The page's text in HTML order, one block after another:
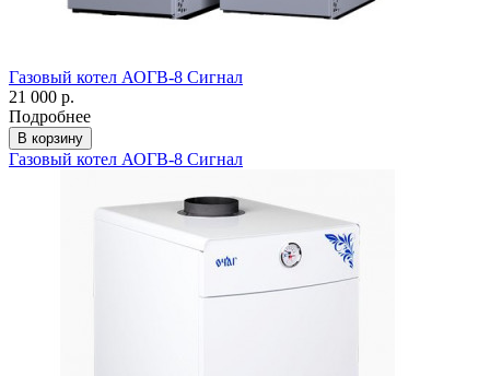
Газовый котел АОГВ-8 Сигнал
21 000 р.
Подробнее
В корзину
Газовый котел АОГВ-8 Сигнал